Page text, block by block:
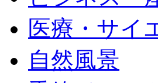
医療・サイ
自然風景